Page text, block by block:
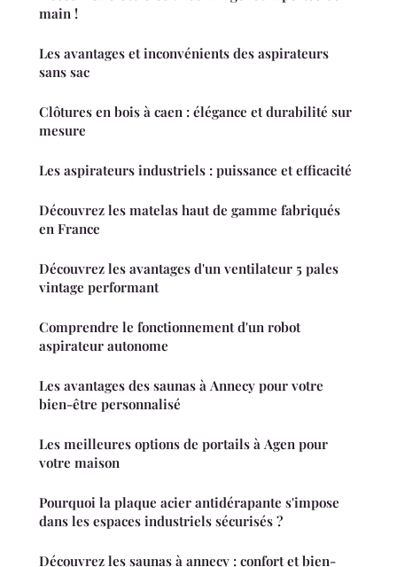
main !
Les avantages et inconvénients des aspirateurs
sans sac
Clôtures en bois à caen : élégance et durabilité sur
mesure
Les aspirateurs industriels : puissance et efficacité
Découvrez les matelas haut de gamme fabriqués
en France
Découvrez les avantages d'un ventilateur 5 pales
vintage performant
Comprendre le fonctionnement d'un robot
aspirateur autonome
Les avantages des saunas à Annecy pour votre
bien-être personnalisé
Les meilleures options de portails à Agen pour
votre maison
Pourquoi la plaque acier antidérapante s'impose
dans les espaces industriels sécurisés ?
Découvrez les saunas à annecy : confort et bien-